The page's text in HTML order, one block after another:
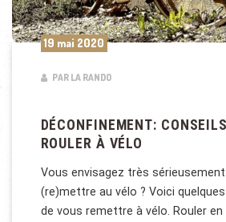
19 mai 2020
PAR LA RANDO
DÉCONFINEMENT:
ROULER À VÉLO
Vous envisagez très
(re)mettre au vélo ? Voici
de vous remettre à vélo. Rouler en